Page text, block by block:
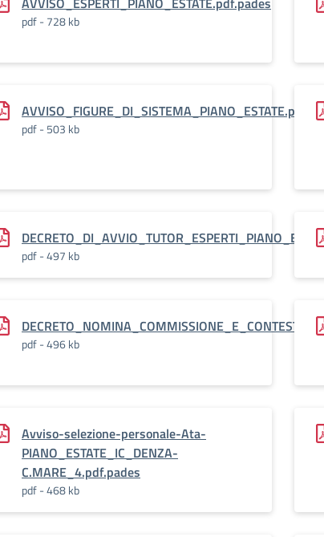
pdf - 728 kb
pdf - 503 kb
pdf - 497 kb
pdf - 496 kb
Avviso-selezione-personale-Ata-
PIANO_ESTATE_IC_DENZA-
C.MARE_4.pdf.pades
pdf - 468 kb